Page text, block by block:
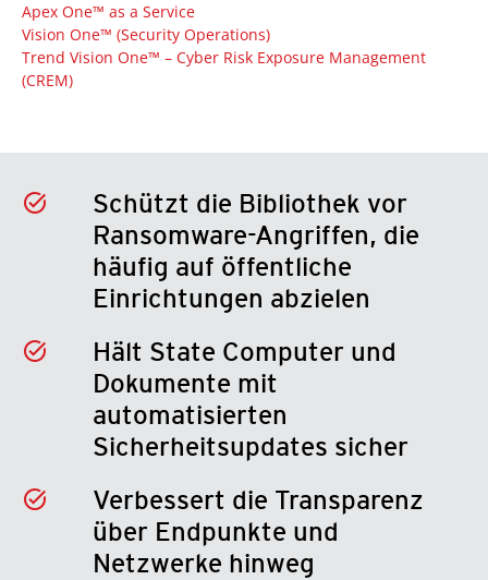
Apex One™ as a Service
Vision One™ (Security Operations)
Trend Vision One™ – Cyber Risk Exposure Management
(CREM)
Schützt die Bibliothek vor
Ransomware-Angriffen, die
häufig auf öffentliche
Einrichtungen abzielen
Hält State Computer und
Dokumente mit
automatisierten
Sicherheitsupdates sicher
Verbessert die Transparenz
über Endpunkte und
Netzwerke hinweg